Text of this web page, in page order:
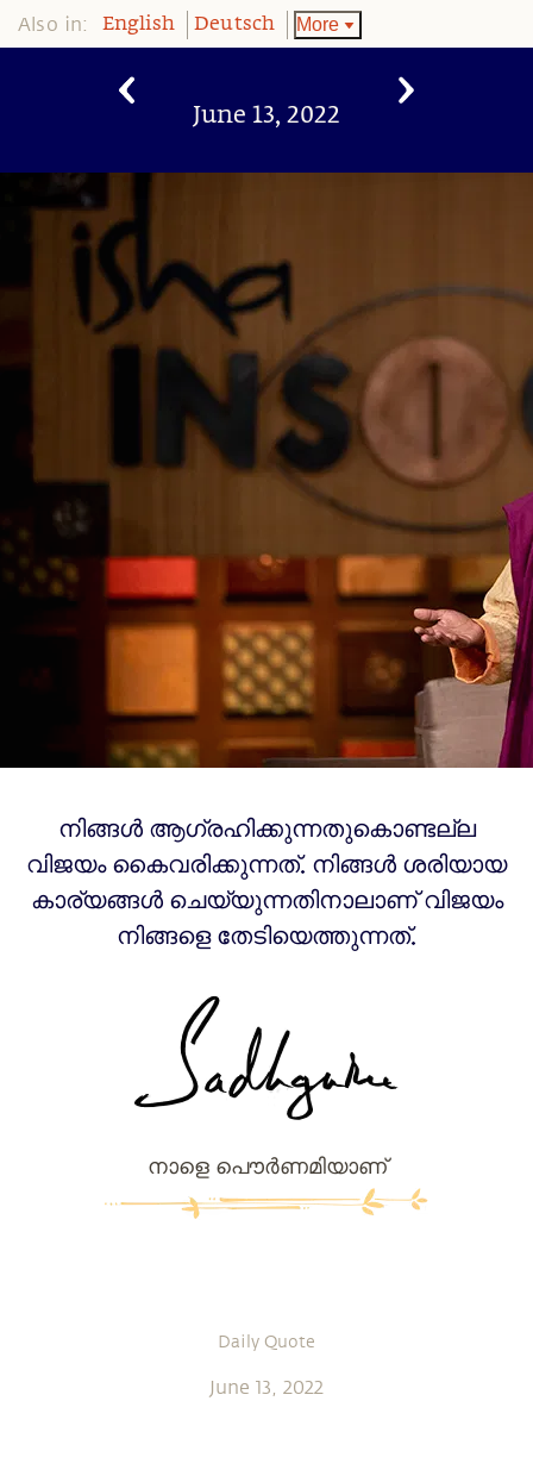
Also in: English Deutsch More
June 13, 2022
നിങ്ങൾ ആഗ്രഹിക്കുന്നതുകൊണ്ടല്ല
വിജയം കൈവരിക്കുന്നത്. നിങ്ങൾ ശരിയായ
കാര്യങ്ങൾ ചെയ്യുന്നതിനാലാണ് വിജയം
നിങ്ങളെ തേടിയെത്തുന്നത്.
നാളെ പൌര്‍ണമിയാണ്
Daily Quote
June 13, 2022